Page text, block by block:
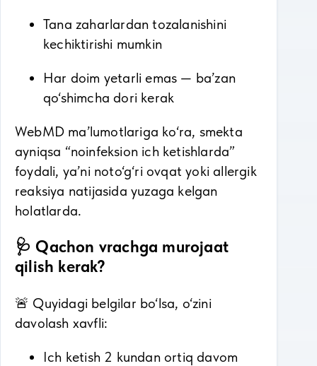
Tana zaharlardan tozalanishini
kechiktirishi mumkin
Har doim yetarli emas — ba’zan
qo‘shimcha dori kerak
WebMD ma’lumotlariga ko‘ra, smekta
ayniqsa “noinfeksion ich ketishlarda”
foydali, ya’ni noto‘g‘ri ovqat yoki allergik
reaksiya natijasida yuzaga kelgan
holatlarda.
🩺 Qachon vrachga murojaat
qilish kerak?
🚨 Quyidagi belgilar bo‘lsa, o‘zini
davolash xavfli:
Ich ketish 2 kundan ortiq davom